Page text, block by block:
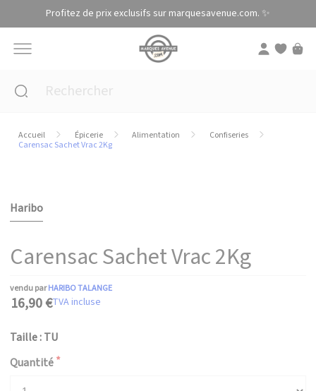
Profitez de prix exclusifs sur marquesavenue.com. ✨
Accueil Épicerie Alimentation
Confiseries
Carensac Sachet Vrac 2Kg
Haribo
Carensac Sachet Vrac 2Kg
vendu parHARIBO TALANGE
16,90 €TVA incluse
Taille : TU
Quantité
Panneau de gestion des cookies